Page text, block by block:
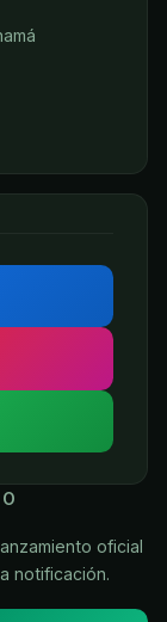
oficial
notificación.